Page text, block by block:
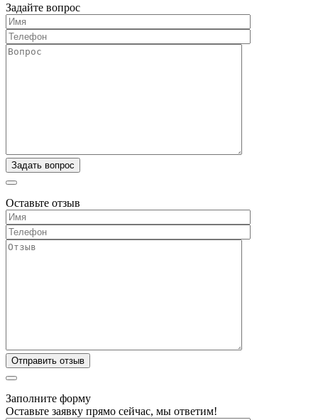
Задайте вопрос
Оставьте отзыв
Заполните форму
Оставьте заявку прямо сейчас, мы ответим!